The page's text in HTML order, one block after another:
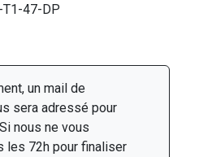
T1-47-DP
un mail de
sera adressé pour
nous ne vous
les 72h pour finaliser